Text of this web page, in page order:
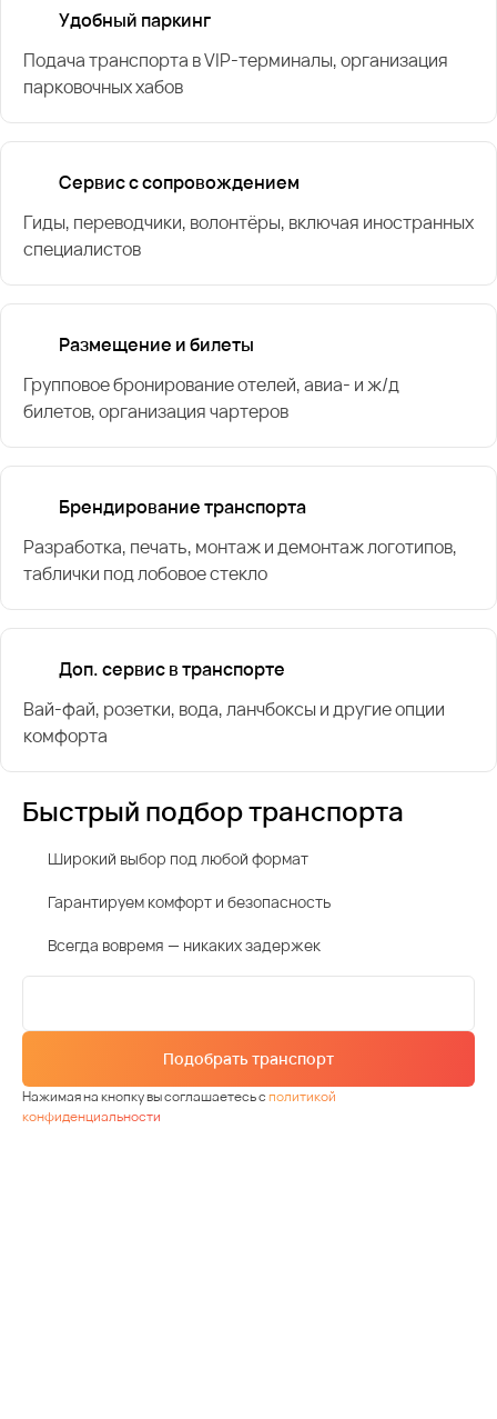
Удобный паркинг
Подача транспорта в VIP-терминалы, организация
парковочных хабов
Сервис с сопровождением
Гиды, переводчики, волонтёры, включая иностранных
специалистов
Размещение и билеты
Групповое бронирование отелей, авиа- и ж/д
билетов, организация чартеров
Брендирование транспорта
Разработка, печать, монтаж и демонтаж логотипов,
таблички под лобовое стекло
Доп. сервис в транспорте
Вай-фай, розетки, вода, ланчбоксы и другие опции
комфорта
Быстрый подбор транспорта
Широкий выбор под любой формат
Гарантируем комфорт и безопасность
Всегда вовремя — никаких задержек
Подобрать транспорт
Нажимая на кнопку вы соглашаетесь сполитикой
конфиденциальности